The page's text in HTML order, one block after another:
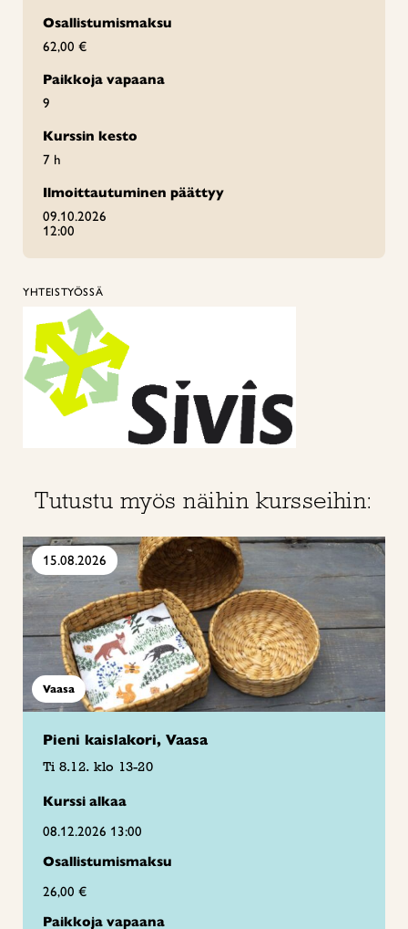
Osallistumismaksu
62,00 €
Paikkoja vapaana
9
Kurssin kesto
7 h
Ilmoittautuminen päättyy
09.10.2026
12:00
YHTEISTYÖSSÄ
Tutustu myös näihin kursseihin:
15.08.2026
Vaasa
Pieni kaislakori, Vaasa
Ti 8.12. klo 13-20
Kurssi alkaa
08.12.2026 13:00
Osallistumismaksu
26,00 €
Paikkoja vapaana